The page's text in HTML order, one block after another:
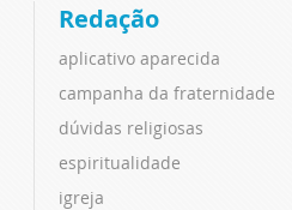
Redação
aplicativo aparecida
campanha da fraternidade
dúvidas religiosas
espiritualidade
igreja